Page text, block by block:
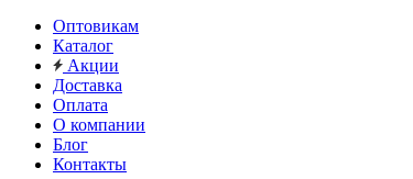
Оптовикам
Каталог
Акции
Доставка
Оплата
О компании
Блог
Контакты